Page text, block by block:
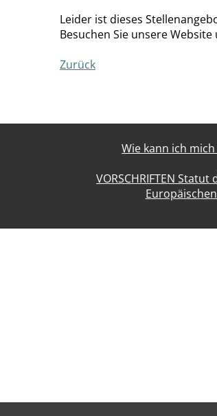
Leider ist dieses
Besuchen Sie unsere
Zurück
Wie kann ich
VORSCHRIFTEN